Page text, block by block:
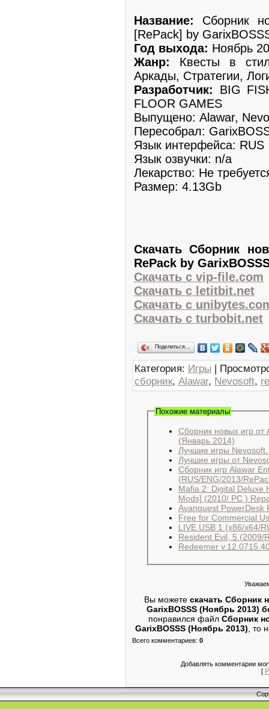
Название: Сборник
[RePack] by
Год выхода: Ноябрь
Жанр: Квесты в
Аркады, Стратегии,
Разработчик: BIG
FLOOR GAMES
Выпущено: Alawar,
Пересобрал:
Язык интерфейса: RUS
Язык озвучки: n/a
Лекарство: Не
Размер: 4.13Gb
Скачать Сборник
RePack by
Скачать с vip-file.com
Скачать с letitbit.net
Скачать с
Скачать с turbobit.net
Поделиться…
Категория: Игры |
сборник, Alawar, Nevosoft,
Похожие материалы
Сборник новых игр от
(Январь 2014)
Лучшие игры от
Сборник игр Alawar
(RUS/ENG/2013/
Mafia 2: Digital Deluxe
Avanquest PowerDesk
LIVE USB 1 (x86/x64/
Redeemer
Вы можете скачать Сборник
GarixBOSSS (Ноябрь 2013)
понравился файл Сборник
GarixBOSSS (Ноябрь 2013), то
Всего комментариев: 0
Добавлять комментарии
[